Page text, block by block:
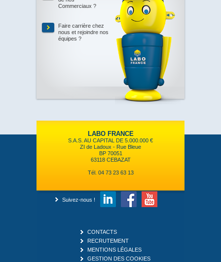
Commerciaux ?
Faire carrière chez
nous et rejoindre nos
équipes ?
LABO FRANCE
S.A.S. AU CAPITAL DE 5.000.000 €
ZI de Ladoux - Rue Bleue
BP 70051
63118 CEBAZAT
Tél. 04 73 23 63 13
Suivez-nous !
CONTACTS
RECRUTEMENT
MENTIONS LÉGALES
GESTION DES COOKIES